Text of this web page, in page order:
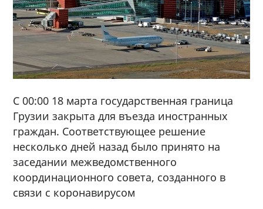
С 00:00 18 марта государственная граница
Грузии закрыта для въезда иностранных
граждан. Соответствующее решение
несколько дней назад было принято на
заседании межведомственного
координационного совета, созданного в
связи с коронавирусом